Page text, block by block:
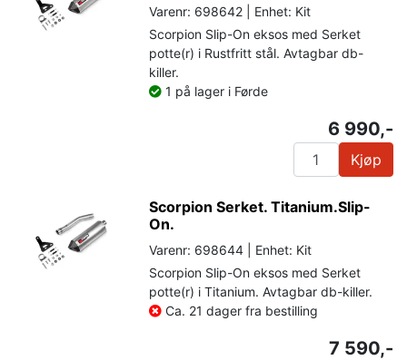
Varenr: 698642 | Enhet: Kit
Scorpion Slip-On eksos med Serket
potte(r) i Rustfritt stål. Avtagbar db-
killer.
1 på lager i Førde
6 990,-
Kjøp
Scorpion Serket. Titanium.Slip-
On.
Varenr: 698644 | Enhet: Kit
Scorpion Slip-On eksos med Serket
potte(r) i Titanium. Avtagbar db-killer.
Ca. 21 dager fra bestilling
7 590,-